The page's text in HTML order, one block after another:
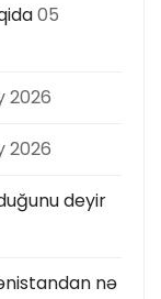
05
2026
2026
deyir
nə